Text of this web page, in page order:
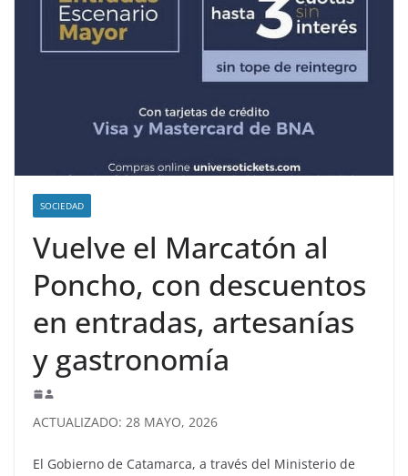
SOCIEDAD
Vuelve el Marcatón al
Poncho, con descuentos
en entradas, artesanías
y gastronomía
ACTUALIZADO: 28 MAYO, 2026
El Gobierno de Catamarca, a través del Ministerio de